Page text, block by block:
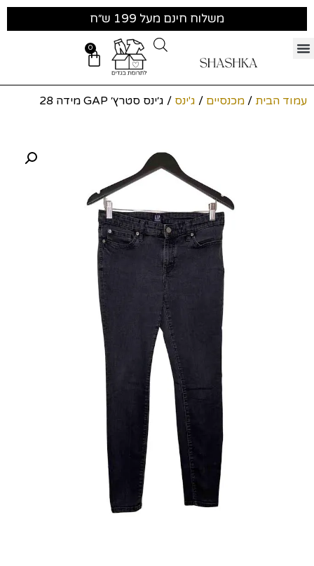
משלוח חינם מעל 199 ש״ח
0
עמוד הבית / מכנסיים / ג'ינס / ג׳ינס סטרץ׳ GAP מידה 28